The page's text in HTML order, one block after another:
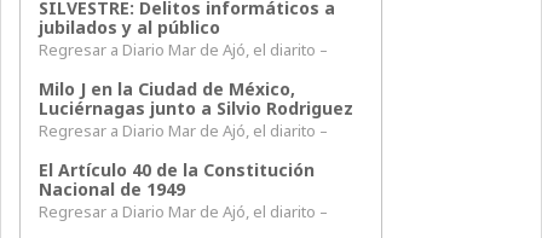
SILVESTRE: Delitos informáticos a
jubilados y al público
Regresar a Diario Mar de Ajó, el diarito –
Milo J en la Ciudad de México,
Luciérnagas junto a Silvio Rodriguez
Regresar a Diario Mar de Ajó, el diarito –
El Artículo 40 de la Constitución
Nacional de 1949
Regresar a Diario Mar de Ajó, el diarito –